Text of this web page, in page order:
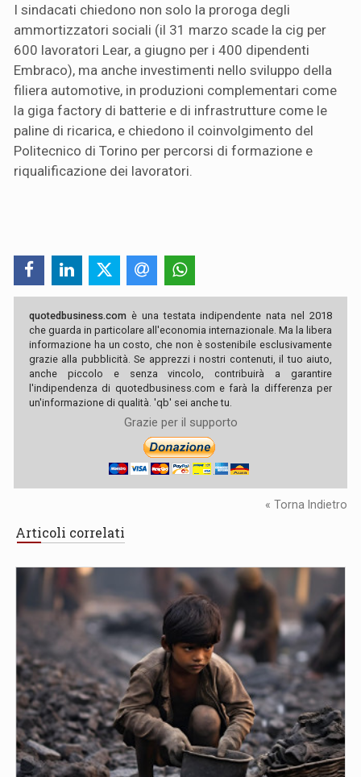
I sindacati chiedono non solo la proroga degli
ammortizzatori sociali (il 31 marzo scade la cig per
600 lavoratori Lear, a giugno per i 400 dipendenti
Embraco), ma anche investimenti nello sviluppo della
filiera automotive, in produzioni complementari come
la giga factory di batterie e di infrastrutture come le
paline di ricarica, e chiedono il coinvolgimento del
Politecnico di Torino per percorsi di formazione e
riqualificazione dei lavoratori.
quotedbusiness.com è una testata indipendente nata nel 2018
che guarda in particolare all'economia internazionale. Ma la libera
informazione ha un costo, che non è sostenibile esclusivamente
grazie alla pubblicità. Se apprezzi i nostri contenuti, il tuo aiuto,
anche piccolo e senza vincolo, contribuirà a garantire
l'indipendenza di quotedbusiness.com e farà la differenza per
un'informazione di qualità. 'qb' sei anche tu.
Grazie per il supporto
« Torna Indietro
Articoli correlati